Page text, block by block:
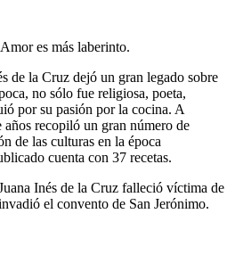
es más laberinto.
de la Cruz dejó un gran legado sobre
no sólo fue religiosa, poeta,
por su pasión por la cocina. A
recopiló un gran número de
de las culturas en la época
cuenta con 37 recetas.
Inés de la Cruz falleció víctima de
el convento de San Jerónimo.